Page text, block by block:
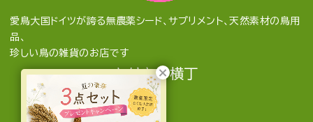
愛鳥大国ドイツが誇る無農薬シード、サプリメント、天然素材の鳥用
品、
珍しい鳥の雑貨のお店です
とりきち横丁